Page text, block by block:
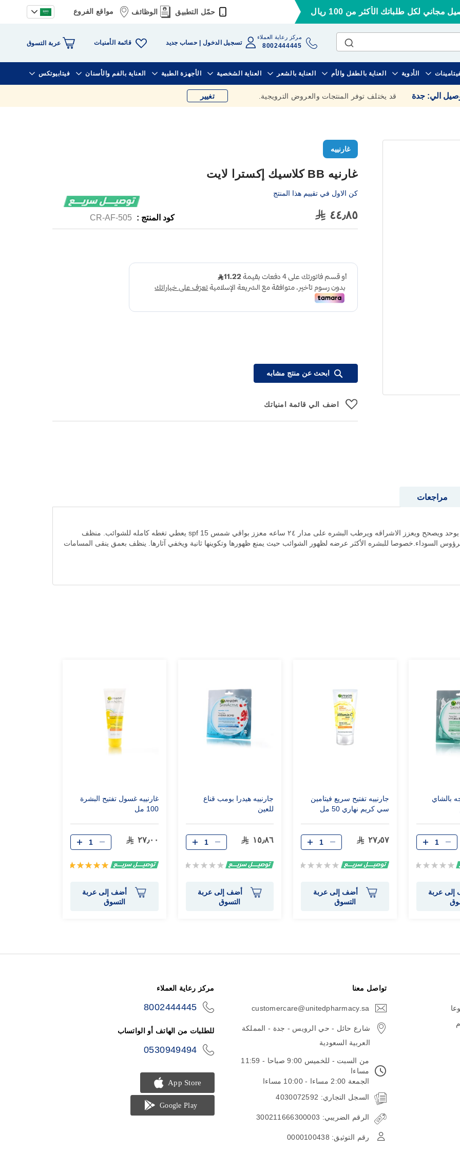
مجاني لكل طلباتك الأكثر من 100 ريال حمّل التطبيق الوظائف مواقع الفروع
مركز رعاية العملاء
8002444445 تسجيل الدخول حساب جديد قائمة الأمنيات عربة التسوق
الأدوية العناية بالطفل والأم العناية بالشعر العناية الشخصية الأجهزة الطبية العناية بالفم والأسنان فيتابيوتكس
الي: جدة قد يختلف توفر المنتجات والعروض الترويجية. تغيير
غارنييه
غارنيه BB كلاسيك إكسترا لايت
كن الاول في تقييم هذا المنتج
٤٤٫٨٥ كود المنتج : CR-AF-505
ابحث عن منتج مشابه
اضف الي قائمة امنياتك
غارنيه إكسترا لايت محسن للبشره مرطب يومي ٥×١ يوحد ويصحح ويعزز الاشراقه ويرطب البشره على مدار ٢٤ ساعه معزز بواقي شمس spf 15 يعطي تغطه كامله للشوائب. منظف
السوداء.خصوصا للبشره الأكثر عرضه لظهور الشوائب حيث يمنع ظهورها وتكوينها ثانية ويخفي آثارها. ينظف بعمق ينقى المسامات
مراجعات
بالشاي
Rating:
عربة
جارنييه تفتيح سريع فيتامين
سي كريم نهاري 50 مل
٢٧٫٥٧
Rating:
أضف إلى عربة
التسوق
جارنييه هيدرا بومب قناع
للعين
١٥٫٨٦
Rating:
أضف إلى عربة
التسوق
غارنييه غسول تفتيح البشرة
100 مل
٢٧٫٠٠
تقييم:
أضف إلى عربة
التسوق
تواصل معنا
customercare@unitedpharmacy.sa
شارع حائل - حي الرويس - جدة - المملكة
العربية السعودية
من السبت - للخميس 9:00 صباحا - 11:59
مساءا
الجمعة 2:00 مساءا - 10:00 مساءا
السجل التجاري: 4030072592
الرقم الضريبي: 300211666300003
رقم التوثيق: 0000100438
مركز رعاية العملاء
8002444445
للطلبات من الهاتف أو الواتساب
0530949494